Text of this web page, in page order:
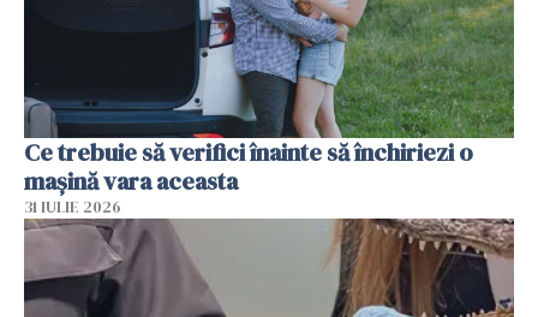
Ce trebuie să verifici înainte să închiriezi o
mașină vara aceasta
31 IULIE 2026